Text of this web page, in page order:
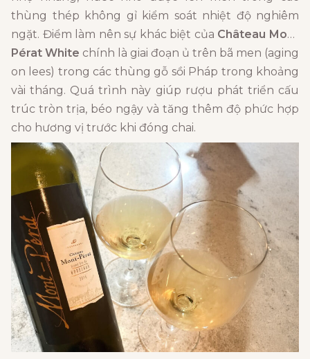
thùng thép không gỉ kiểm soát nhiệt độ nghiêm
ngặt. Điểm làm nên sự khác biệt của Château Mont
Pérat White chính là giai đoạn ủ trên bã men (aging
on lees) trong các thùng gỗ sồi Pháp trong khoảng
vài tháng. Quá trình này giúp rượu phát triển cấu
trúc tròn trịa, béo ngậy và tăng thêm độ phức hợp
cho hương vị trước khi đóng chai.